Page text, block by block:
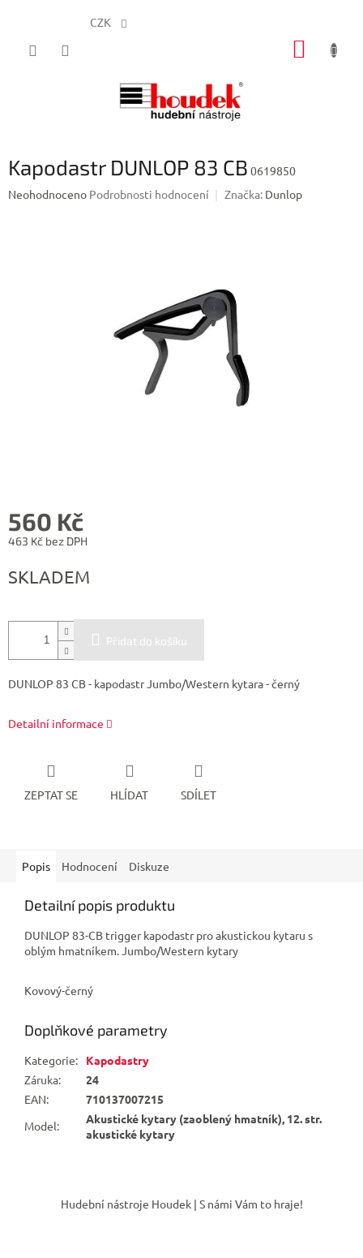
CZK
Kapodastr DUNLOP 83 CB 0619850
Průměrné
Neohodnoceno Podrobnosti hodnocení Značka: Dunlop
560 Kč
463 Kč bez DPH
cena:
SKLADEM
Přidat do košíku
DUNLOP 83 CB - kapodastr Jumbo/Western kytara - černý
Detailní informace
ZEPTAT SE HLÍDAT SDÍLET
Popis Hodnocení Diskuze
Detailní popis produktu
DUNLOP 83-CB trigger kapodastr pro akustickou kytaru s
oblým hmatníkem. Jumbo/Western kytary
Kovový-černý
Doplňkové parametry
Kategorie:
Kapodastry
Záruka:
24
EAN:
710137007215
Model:
Akustické kytary (zaoblený hmatník), 12. str.
akustické kytary
Hudební nástroje Houdek | S námi Vám to hraje!